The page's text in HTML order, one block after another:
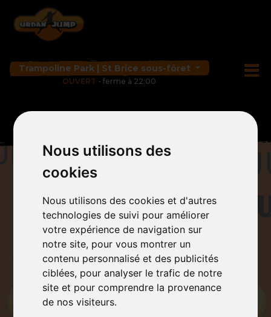
Nous utilisons des
cookies
Nous utilisons des cookies et d'autres
technologies de suivi pour améliorer
votre expérience de navigation sur
notre site, pour vous montrer un
contenu personnalisé et des publicités
ciblées, pour analyser le trafic de notre
site et pour comprendre la provenance
de nos visiteurs.
Trampoline Park | St Brice sous-fôret
OUVERT - ferme à 22:00